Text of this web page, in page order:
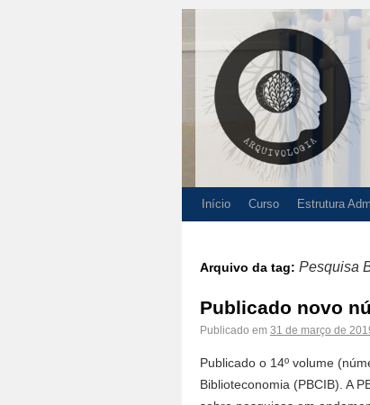
Início Curso Estrutura
Arquivo da tag: Pesquisa
Publicado novo
Publicado em 31 de março de
Publicado o 14º volume
Biblioteconomia (PBCIB). A